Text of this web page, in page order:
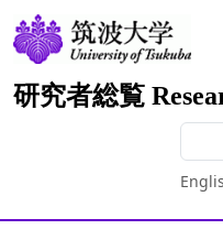
研究者総覧